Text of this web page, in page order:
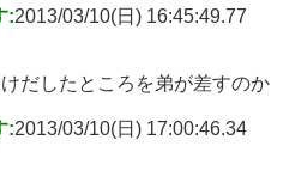
:2013/03/10(日) 16:45:49.77
だしたところを弟が差すのか
:2013/03/10(日) 17:00:46.34